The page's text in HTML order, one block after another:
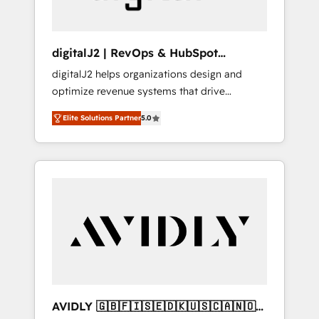
digitalJ2 | RevOps & HubSpot
Implementations
digitalJ2 helps organizations design and
optimize revenue systems that drive
scalable, predictable growth. As a triple-
accredited HubSpot Solutions Partner, we
specialize in both strategic RevOps planning
and hands-on technical execution - building
Services - Managed IT (MSP) - Franchises -
Professional Services - And more! How we
Custom integrations and workflow
Elite Solutions Partner5.0
AVIDLY 🇬🇧🇫🇮🇸🇪🇩🇰🇺🇸🇨🇦🇳🇴